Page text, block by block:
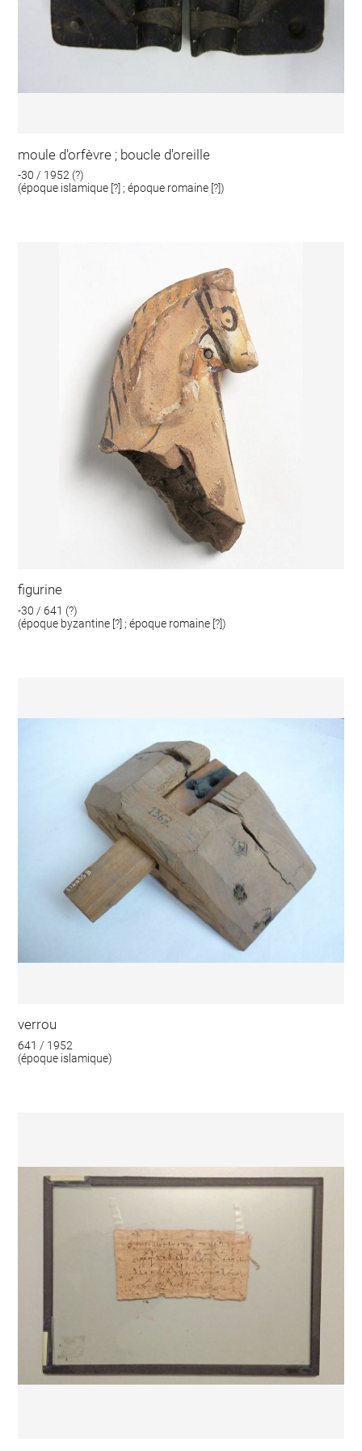
moule d'orfèvre ; boucle d'oreille
-30 / 1952 (?)
(époque islamique [?] ; époque romaine [?])
figurine
-30 / 641 (?)
(époque byzantine [?] ; époque romaine [?])
verrou
641 / 1952
(époque islamique)